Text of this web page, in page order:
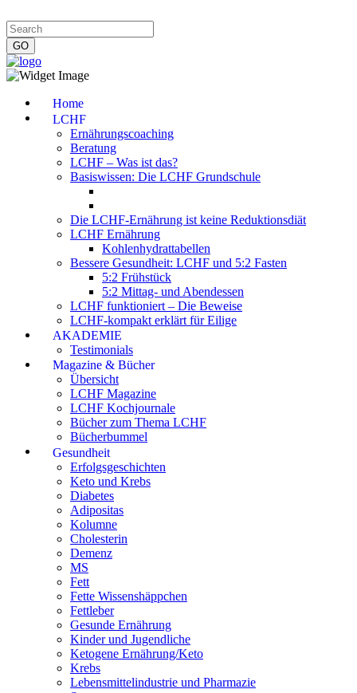
Home
LCHF
Ernährungscoaching
Beratung
LCHF – Was ist das?
Basiswissen: Die LCHF Grundschule
Die LCHF-Ernährung ist keine Reduktionsdiät
LCHF Ernährung
Kohlenhydrattabellen
Bessere Gesundheit: LCHF und 5:2 Fasten
5:2 Frühstück
5:2 Mittag- und Abendessen
LCHF funktioniert – Die Beweise
LCHF-kompakt erklärt für Eilige
AKADEMIE
Testimonials
Magazine & Bücher
Übersicht
LCHF Magazine
LCHF Kochjournale
Bücher zum Thema LCHF
Bücherbummel
Gesundheit
Erfolgsgeschichten
Keto und Krebs
Diabetes
Adipositas
Kolumne
Cholesterin
Demenz
MS
Fett
Fette Wissenshäppchen
Fettleber
Gesunde Ernährung
Kinder und Jugendliche
Ketogene Ernährung/Keto
Krebs
Lebensmittelindustrie und Pharmazie